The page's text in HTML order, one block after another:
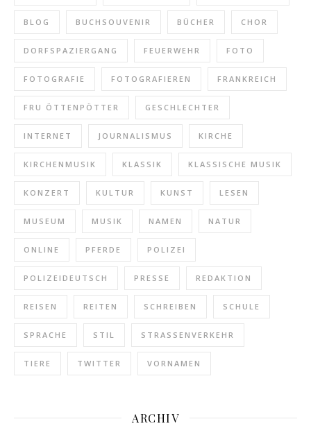
BLOG BUCHSOUVENIR BÜCHER CHOR
DORFSPAZIERGANG FEUERWEHR FOTO
FOTOGRAFIE FOTOGRAFIEREN FRANKREICH
FRU ÖTTENPÖTTER GESCHLECHTER
INTERNET JOURNALISMUS KIRCHE
KIRCHENMUSIK KLASSIK KLASSISCHE MUSIK
KONZERT KULTUR KUNST LESEN
MUSEUM MUSIK NAMEN NATUR
ONLINE PFERDE POLIZEI
POLIZEIDEUTSCH PRESSE REDAKTION
REISEN REITEN SCHREIBEN SCHULE
SPRACHE STIL STRASSENVERKEHR
TIERE TWITTER VORNAMEN
ARCHIV